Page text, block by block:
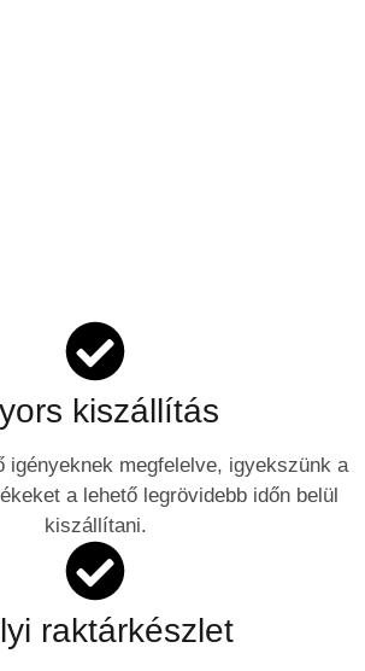
kiszállítás
igényeknek megfelelve, igyekszünk a
a lehető legrövidebb időn belül
kiszállítani.
raktárkészlet